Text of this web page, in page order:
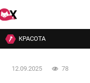
КРАСОТА
12.09.2025 78